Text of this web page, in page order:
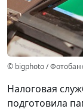
© bigphoto /
Налоговая
подготовила